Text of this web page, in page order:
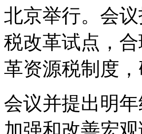
北京举行。会
税改革试点，
革资源税制度
会议并提出明